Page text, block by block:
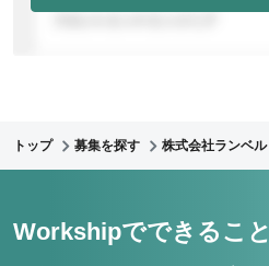
トップ 募集を探す 株式会社ランベル
Workshipでできること